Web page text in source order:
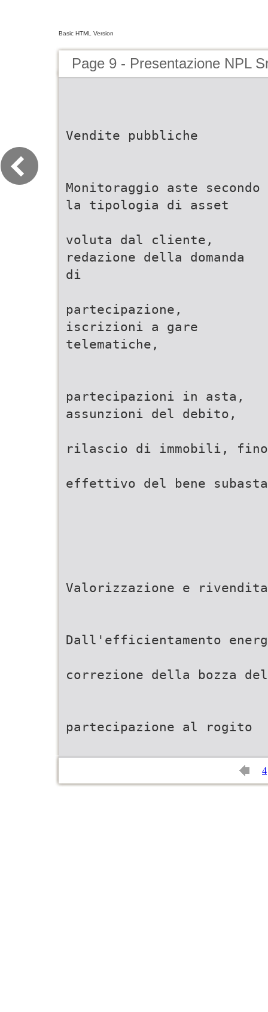
Basic HTML Version
Page 9 - Presentazione NPL
Vendite pubbliche
Monitoraggio aste secondo
la tipologia di asset
voluta dal cliente,
redazione della domanda
di
partecipazione,
iscrizioni a gare
telematiche,
partecipazioni in asta,
assunzioni del debito,
rilascio di immobili,
effettivo del bene
Valorizzazione e
Dall'efficientamento
correzione della bozza
partecipazione al rogito
4